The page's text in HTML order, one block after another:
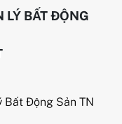
LÝ BẤT ĐỘNG
Bất Động Sản TN